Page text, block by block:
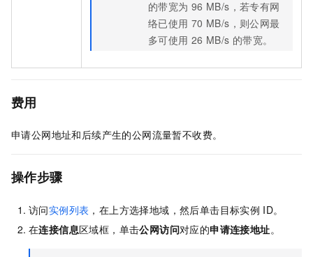
的带宽为 96 MB/s，若专有网
络已使用 70 MB/s，则公网最
多可使用 26 MB/s 的带宽。
费用
申请公网地址和后续产生的公网流量暂不收费。
操作步骤
访问实例列表 ，在上方选择地域，然后单击目标实例 ID。
在连接信息区域框，单击公网访问对应的申请连接地址。